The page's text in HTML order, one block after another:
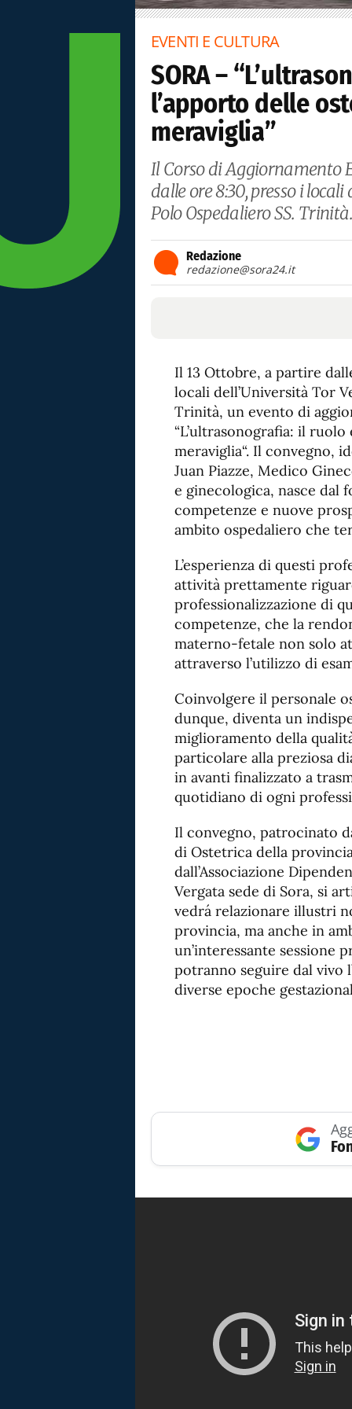
EVENTI E CULTURA
SORA –
l’apporto delle
meraviglia”
Il Corso di Aggiornamento
dalle ore 8:30, presso i
Polo Ospedaliero SS. Trinità.
Redazione
redazione@sora24.it
Il 13 Ottobre, a partire
locali dell’Università Tor
Trinità, un evento di
“L’ultrasonografia: il
meraviglia“. Il convegno,
Juan Piazze, Medico
e ginecologica, nasce dal
competenze e nuove
ambito ospedaliero che
L’esperienza di questi
attività prettamente
professionalizzazione di
competenze, che la
materno-fetale non solo
attraverso l’utilizzo di
Coinvolgere il personale
dunque, diventa un
miglioramento della
particolare alla preziosa
in avanti finalizzato a
quotidiano di ogni
Il convegno, patrocinato
di Ostetrica della
dall’Associazione
Vergata sede di Sora, si
vedrá relazionare illustri
provincia, ma anche in
un’interessante sessione
potranno seguire dal vivo
diverse epoche